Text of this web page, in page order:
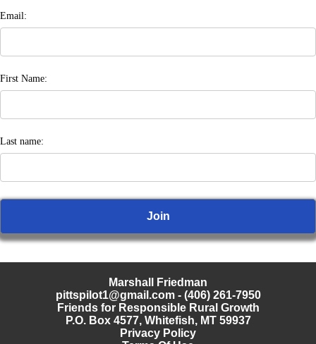
Email:
First Name:
Last name:
Marshall Friedman
pittspilot1@gmail.com- (406) 261-7950
Friends for Responsible Rural Growth
P.O. Box 4577, Whitefish, MT 59937
Privacy Policy